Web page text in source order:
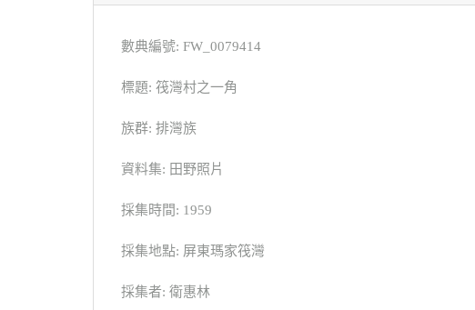
數典編號: FW_0079414
標題: 筏灣村之一角
族群: 排灣族
資料集: 田野照片
採集時間: 1959
採集地點: 屏東瑪家筏灣
採集者: 衛惠林